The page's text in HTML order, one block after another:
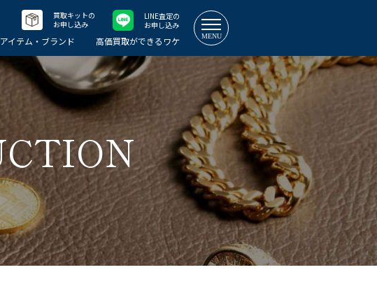
買取キットの
お申し込み
LINE査定の
お申し込み
イテム・ブランド 高価買取ができるワケ